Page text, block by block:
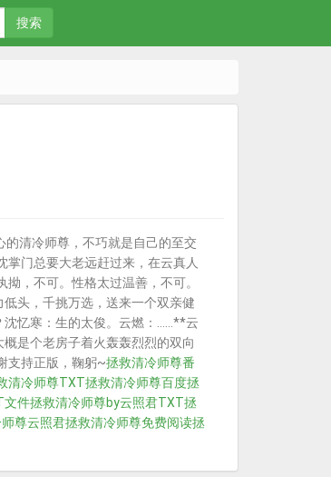
搜索
清冷师尊，不巧就是自己的至交
门总要大老远赶过来，在云真人
，不可。性格太过温善，不可。
头，千挑万选，送来一个双亲健
沈忆寒：生的太俊。云燃：……**云
是个老房子着火轰轰烈烈的双向
支持正版，鞠躬~拯救清冷师尊番
清冷师尊TXT拯救清冷师尊百度拯
文件拯救清冷师尊by云照君TXT拯
尊云照君拯救清冷师尊免费阅读拯